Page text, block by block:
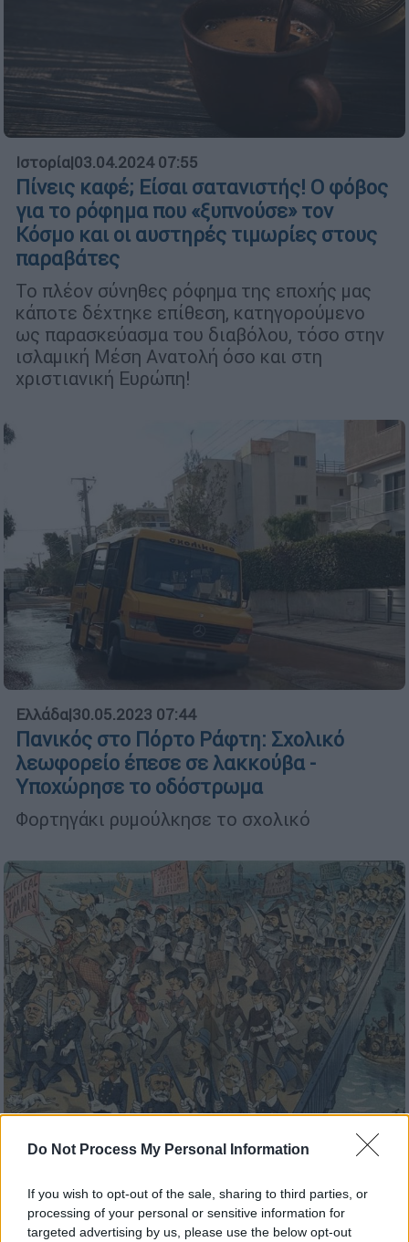
Do Not Process My Personal Information
If you wish to opt-out of the sale, sharing to third parties, or
processing of your personal or sensitive information for
targeted advertising by us, please use the below opt-out
Ιστορία|03.04.2024 07:55
Πίνεις καφέ; Είσαι σατανιστής! Ο φόβος
για το ρόφημα που «ξυπνούσε» τον
Κόσμο και οι αυστηρές τιμωρίες στους
παραβάτες
Το πλέον σύνηθες ρόφημα της εποχής μας
κάποτε δέχτηκε επίθεση, κατηγορούμενο
ως παρασκεύασμα του διαβόλου, τόσο στην
ισλαμική Μέση Ανατολή όσο και στη
χριστιανική Ευρώπη!
Ελλάδα|30.05.2023 07:44
Πανικός στο Πόρτο Ράφτη: Σχολικό
λεωφορείο έπεσε σε λακκούβα -
Υποχώρησε το οδόστρωμα
Φορτηγάκι ρυμούλκησε το σχολικό
Σαν Σήμερα|30.05.2023 00:00
Μπρούκλιν – Πώς διαδόθηκε ότι η
κατασκευή γκρεμιζόταν